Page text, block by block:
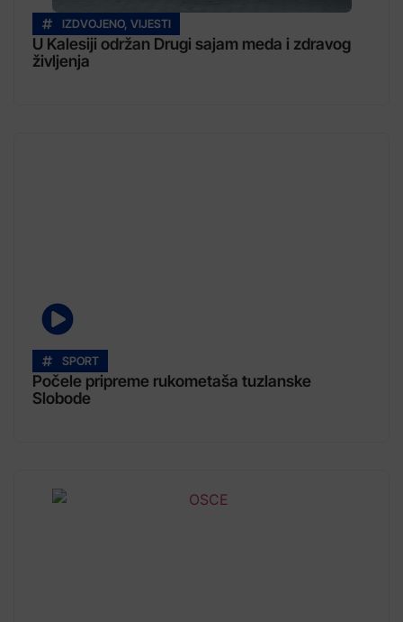
IZDVOJENO, VIJESTI
U Kalesiji održan Drugi sajam meda i zdravog
življenja
SPORT
Počele pripreme rukometaša tuzlanske
Slobode